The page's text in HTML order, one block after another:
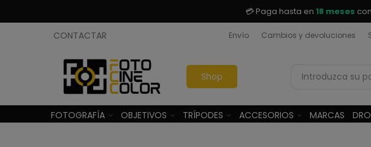
💳 Paga hasta en 18 meses con
CONTACTAR Envío Cambios y devoluciones
Shop
FOTOGRAFÍA OBJETIVOS TRÍPODES ACCESORIOS MARCAS